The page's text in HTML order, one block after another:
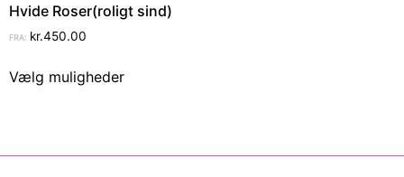
Hvide Roser(roligt sind)
FRA: kr.450.00
Vælg muligheder